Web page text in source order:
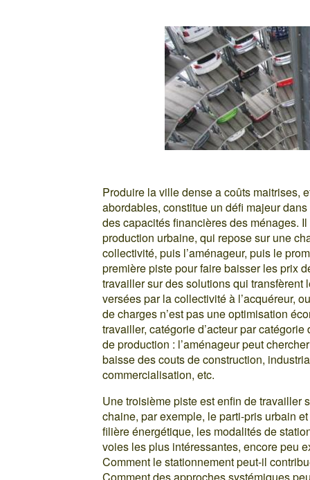
Produire la ville dense a coûts maitrises,
abordables, constitue un défi majeur
des capacités financières des ménages.
production urbaine, qui repose sur une
collectivité, puis l’aménageur, puis le
première piste pour faire baisser les prix
travailler sur des solutions qui transfèrent
versées par la collectivité à l’acquéreur,
de charges n’est pas une optimisation
travailler, catégorie d’acteur par
de production : l’aménageur peut
baisse des couts de construction,
commercialisation, etc.
Une troisième piste est enfin de travailler
chaine, par exemple, le parti-pris urbain
filière énergétique, les modalités de
voies les plus intéressantes, encore peu
Comment le stationnement peut-il